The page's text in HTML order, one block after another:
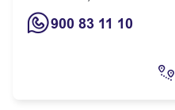
900 83 11 10